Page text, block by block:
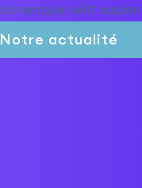
Notre actualité